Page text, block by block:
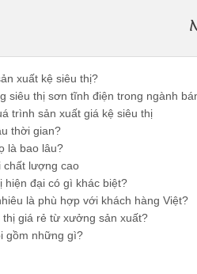
xuất kệ siêu thị?
siêu thị sơn tĩnh điện trong ngành
trình sản xuất giá kệ siêu thị
thời gian?
là bao lâu?
chất lượng cao
hiện đại có gì khác biệt?
là phù hợp với khách hàng Việt?
giá rẻ từ xưởng sản xuất?
gồm những gì?